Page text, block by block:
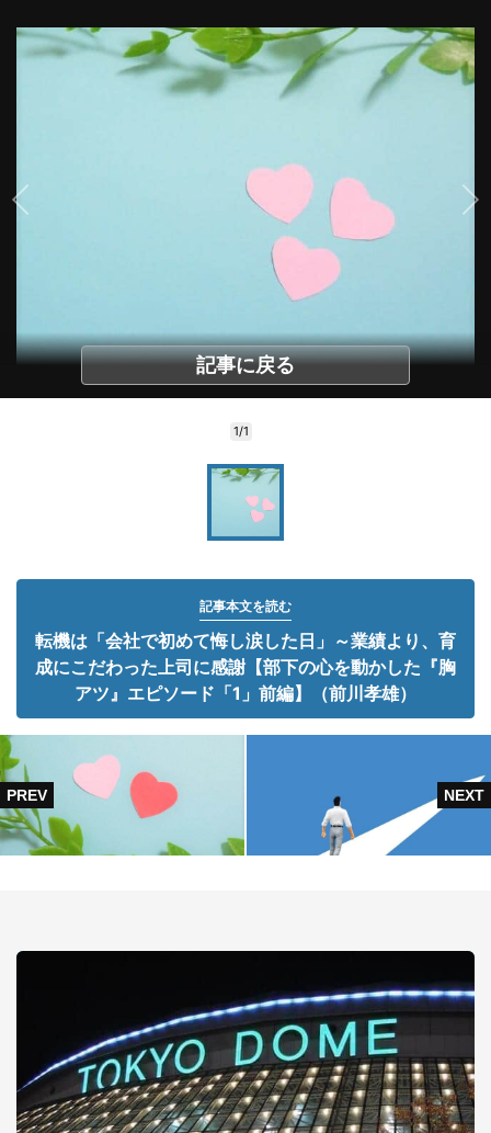
記事に戻る
1/1
記事本文を読む
転機は「会社で初めて悔し涙した日」～業績より、育
成にこだわった上司に感謝【部下の心を動かした『胸
アツ』エピソード「1」前編】（前川孝雄）